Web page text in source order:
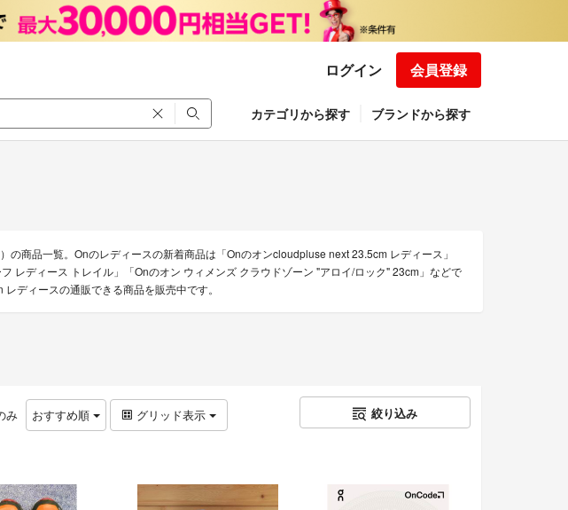
ログイン 会員登録
カテゴリから探す ブランドから探す
の商品一覧。Onのレディースの新着商品は「Onのオンcloudpluse next 23.5cm レディース」
レディース トレイル」「Onのオン ウィメンズ クラウドゾーン "アロイ/ロック" 23cm」などで
ディースの通販できる商品を販売中です。
み おすすめ順 グリッド表示 絞り込み